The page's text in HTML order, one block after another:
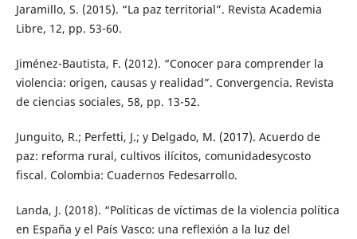
Jaramillo, S. (2015). “La paz territorial”. Revista Academia
Libre, 12, pp. 53-60.
Jiménez-Bautista, F. (2012). “Conocer para comprender la
violencia: origen, causas y realidad”. Convergencia. Revista
de ciencias sociales, 58, pp. 13-52.
Junguito, R.; Perfetti, J.; y Delgado, M. (2017). Acuerdo de
paz: reforma rural, cultivos ilícitos, comunidadesycosto
fiscal. Colombia: Cuadernos Fedesarrollo.
Landa, J. (2018). “Políticas de víctimas de la violencia política
en España y el País Vasco: una reflexión a la luz del